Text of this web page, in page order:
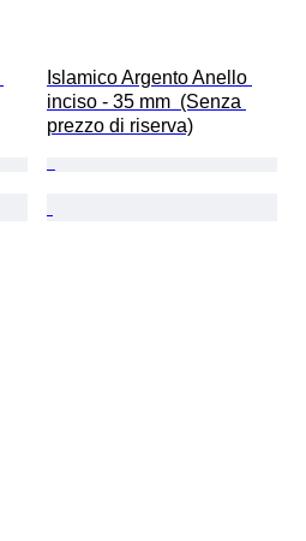
Islamico Argento Anello
inciso - 35 mm  (Senza
prezzo di riserva)